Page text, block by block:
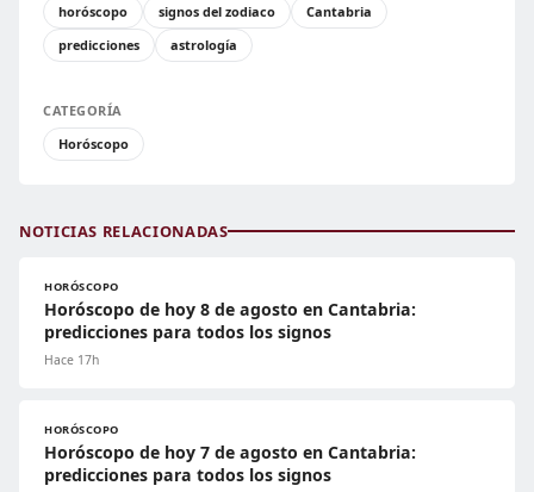
horóscopo
signos del zodiaco
Cantabria
predicciones
astrología
CATEGORÍA
Horóscopo
NOTICIAS RELACIONADAS
HORÓSCOPO
Horóscopo de hoy 8 de agosto en Cantabria:
predicciones para todos los signos
Hace 17h
HORÓSCOPO
Horóscopo de hoy 7 de agosto en Cantabria:
predicciones para todos los signos